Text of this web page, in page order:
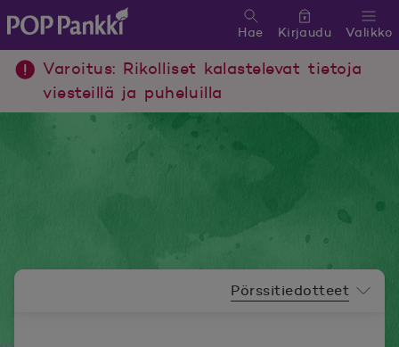
POP Pankki, etusivulle
Valikko
Hae Kirjaudu
Varoitus: Rikolliset kalastelevat tietoja
viesteillä ja puheluilla
Pörssitiedotteet